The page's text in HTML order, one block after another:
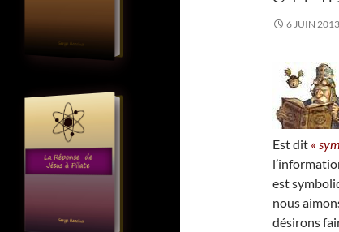
6 JUIN 2013
Est dit «
est
nous
désirons